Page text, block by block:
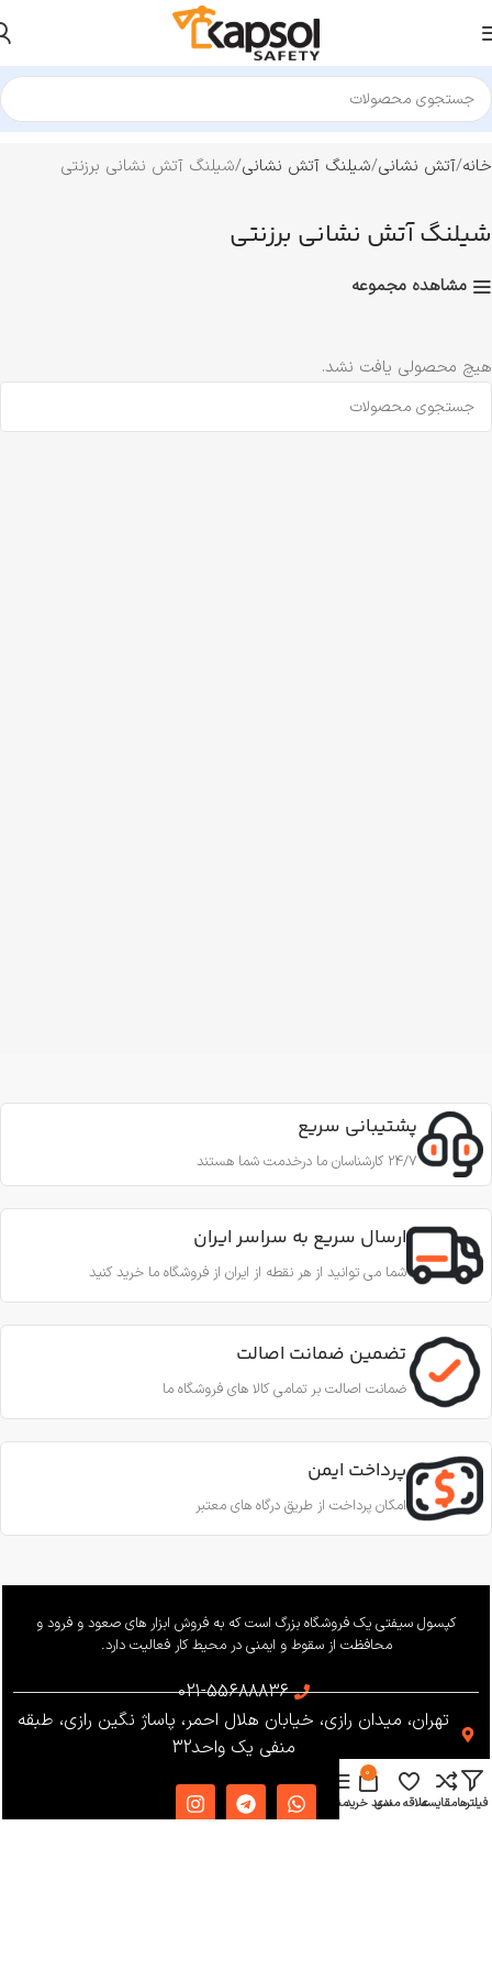
خانه آتش نشانی شیلنگ آتش نشانی شیلنگ آتش نشانی برزنتی
شیلنگ آتش نشانی برزنتی
مشاهده مجموعه
هیچ محصولی یافت نشد.
پشتیبانی سریع
24/7 کارشناسان ما درخدمت شما هستند
ارسال سریع به سراسر ایران
شما می توانید از هر نقطه از ایران از فروشگاه ما خرید کنید
تضمین ضمانت اصالت
ضمانت اصالت بر تمامی کالا های فروشگاه ما
پرداخت ایمن
امکان پرداخت از طریق درگاه های معتبر
کپسول سیفتی یک فروشگاه بزرگ است که به فروش ابزار های صعود و فرود و
محافظت از سقوط و ایمنی در محیط کار فعالیت دارد.
021-55688836
تهران، میدان رازی، خیابان هلال احمر، پاساژ نگین رازی، طبقه
منفی یک واحد32
فیلترهامقایسهعلاقه مندی
0
سبد خریدمنو